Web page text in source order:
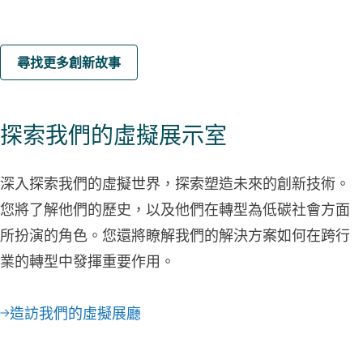
尋找更多創新故事
探索我們的虛擬展示室
深入探索我們的虛擬世界，探索塑造未來的創新技術。
您將了解他們的歷史，以及他們在轉型為低碳社會方面
所扮演的角色。您還將瞭解我們的解決方案如何在跨行
業的轉型中發揮重要作用。
造訪我們的虛擬展廳